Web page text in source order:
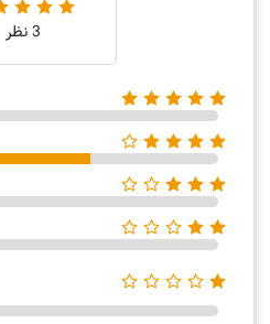
3 نظر